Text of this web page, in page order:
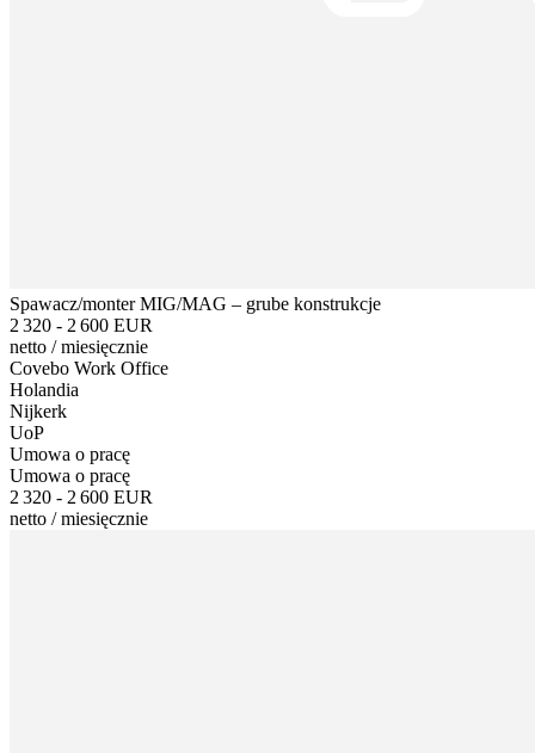
Spawacz/monter MIG/MAG – grube konstrukcje
2 320 - 2 600 EUR
netto /miesięcznie
Covebo Work Office
Holandia
Nijkerk
UoP
Umowa o pracę
Umowa o pracę
2 320 - 2 600 EUR
netto /miesięcznie